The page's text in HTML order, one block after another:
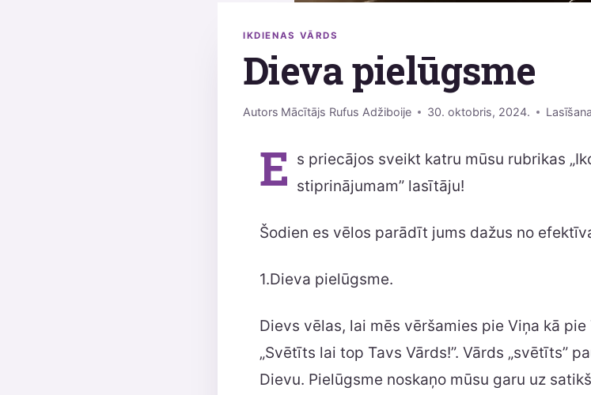
IKDIENAS VĀRDS
Dieva pielūgsme
Autors Mācītājs Rufus Adžiboije 30. oktobris, 2024.
E s priecājos sveikt katru mūsu rubrikas
stiprinājumam” lasītāju!
Šodien es vēlos parādīt jums dažus no
1.Dieva pielūgsme.
Dievs vēlas, lai mēs vēršamies pie Viņa kā pie
„Svētīts lai top Tavs Vārds!”. Vārds „svētīts”
Dievu. Pielūgsme noskaņo mūsu garu uz